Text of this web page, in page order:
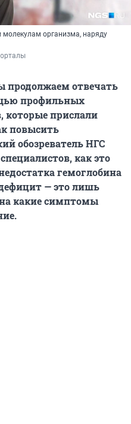
молекулам организма, наряду
продолжаемотвечать
профильных
которые прислали
повысить
обозреватель НГС
как это
гемоглобина
— это лишь
какие симптомы